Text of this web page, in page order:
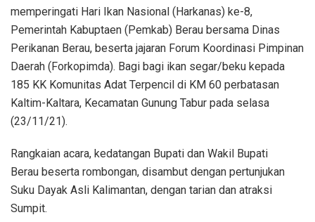
memperingati Hari Ikan Nasional (Harkanas) ke-8,
Pemerintah Kabuptaen (Pemkab) Berau bersama Dinas
Perikanan Berau, beserta jajaran Forum Koordinasi Pimpinan
Daerah (Forkopimda). Bagi bagi ikan segar/beku kepada
185 KK Komunitas Adat Terpencil di KM 60 perbatasan
Kaltim-Kaltara, Kecamatan Gunung Tabur pada selasa
(23/11/21).
Rangkaian acara, kedatangan Bupati dan Wakil Bupati
Berau beserta rombongan, disambut dengan pertunjukan
Suku Dayak Asli Kalimantan, dengan tarian dan atraksi
Sumpit.